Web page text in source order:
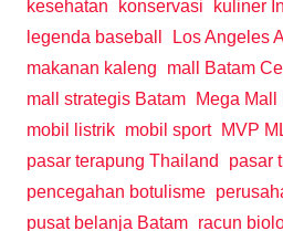
kesehatan
konservasi
kuliner
legenda baseball
Los Angeles
makanan kaleng
mall Batam
mall strategis Batam
Mega Mall
mobil listrik mobil sport MVP
pasar terapung Thailand
pasar
pencegahan botulisme
pusat belanja Batam racun